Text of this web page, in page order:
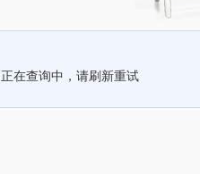
正在查询中，请刷新重试